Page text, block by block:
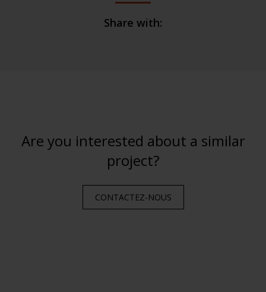
Share with:
Are you interested about a similar
project?
CONTACTEZ-NOUS